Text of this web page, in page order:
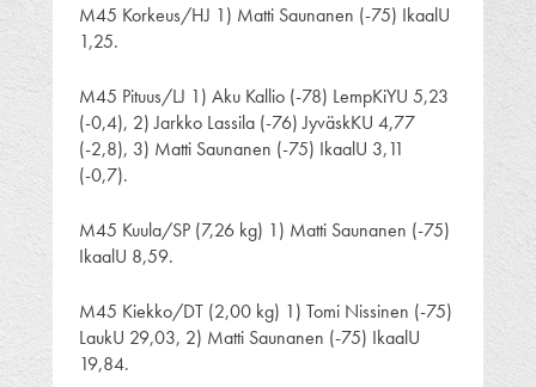
M45 Korkeus/HJ 1) Matti Saunanen (-75) IkaalU
1,25.
M45 Pituus/LJ 1) Aku Kallio (-78) LempKiYU 5,23
(-0,4), 2) Jarkko Lassila (-76) JyväskKU 4,77
(-2,8), 3) Matti Saunanen (-75) IkaalU 3,11
(-0,7).
M45 Kuula/SP (7,26 kg) 1) Matti Saunanen (-75)
IkaalU 8,59.
M45 Kiekko/DT (2,00 kg) 1) Tomi Nissinen (-75)
LaukU 29,03, 2) Matti Saunanen (-75) IkaalU
19,84.